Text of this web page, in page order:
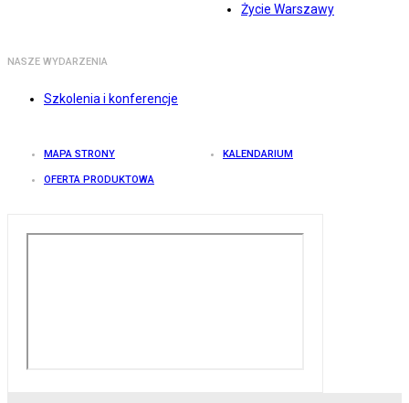
Życie Warszawy
NASZE WYDARZENIA
Szkolenia i konferencje
MAPA STRONY KALENDARIUM
OFERTA PRODUKTOWA